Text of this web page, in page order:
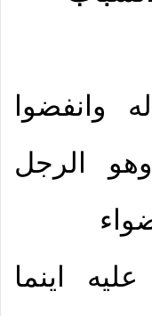
وانفضوا
الرجل
اينما